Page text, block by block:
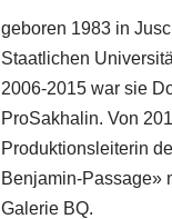
geboren 1983 in
Staatlichen
2006-2015 war sie
ProSakhalin. Von
Produktionsleiterin
Benjamin-Passage»
Galerie BQ.